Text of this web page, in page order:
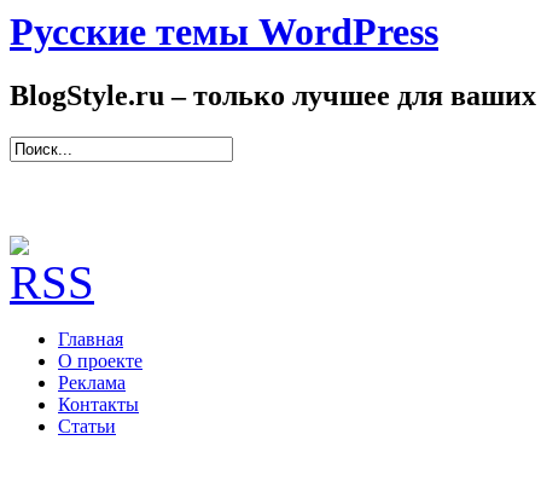
Русские темы WordPress
BlogStyle.ru – только лучшее для ваших
Главная
О проекте
Реклама
Контакты
Статьи